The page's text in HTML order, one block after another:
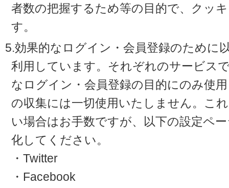
者数の把握するため等の目的で、クッ
す。
5.効果的なログイン・会員登録のために
利用しています。それぞれのサービス
なログイン・会員登録の目的にのみ使
の収集には一切使用いたしません。こ
い場合はお手数ですが、以下の設定ペ
化してください。
・Twitter
・Facebook